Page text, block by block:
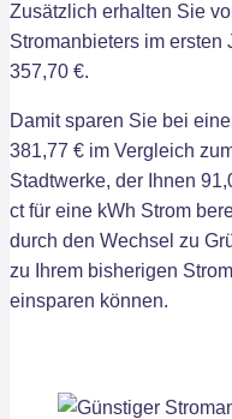
Zusätzlich erhalten Sie
Stromanbieters im ersten
357,70 €.
Damit sparen Sie bei
381,77 € im Vergleich
Stadtwerke, der Ihnen
ct für eine kWh Strom
durch den Wechsel zu
zu Ihrem bisherigen
einsparen können.